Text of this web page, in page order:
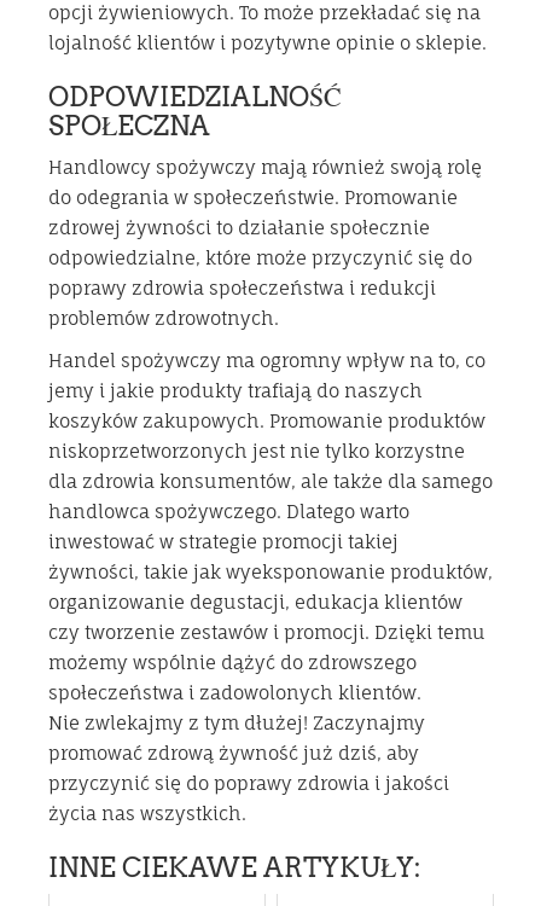
opcji żywieniowych. To może przekładać się na
lojalność klientów i pozytywne opinie o sklepie.
ODPOWIEDZIALNOŚĆ
SPOŁECZNA
Handlowcy spożywczy mają również swoją rolę
do odegrania w społeczeństwie. Promowanie
zdrowej żywności to działanie społecznie
odpowiedzialne, które może przyczynić się do
poprawy zdrowia społeczeństwa i redukcji
problemów zdrowotnych.
Handel spożywczy ma ogromny wpływ na to, co
jemy i jakie produkty trafiają do naszych
koszyków zakupowych. Promowanie produktów
niskoprzetworzonych jest nie tylko korzystne
dla zdrowia konsumentów, ale także dla samego
handlowca spożywczego. Dlatego warto
inwestować w strategie promocji takiej
żywności, takie jak wyeksponowanie produktów,
organizowanie degustacji, edukacja klientów
czy tworzenie zestawów i promocji. Dzięki temu
możemy wspólnie dążyć do zdrowszego
społeczeństwa i zadowolonych klientów.
Nie zwlekajmy z tym dłużej! Zaczynajmy
promować zdrową żywność już dziś, aby
przyczynić się do poprawy zdrowia i jakości
życia nas wszystkich.
INNE CIEKAWE ARTYKUŁY: